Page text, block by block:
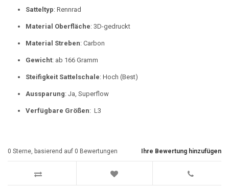
Satteltyp: Rennrad
Material Oberfläche: 3D-gedruckt
Material Streben: Carbon
Gewicht: ab 166 Gramm
Steifigkeit Sattelschale: Hoch (Best)
Aussparung: Ja, Superflow
Verfügbare Größen: L3
Ihre Bewertung hinzufügen
0 Sterne, basierend auf 0 Bewertungen